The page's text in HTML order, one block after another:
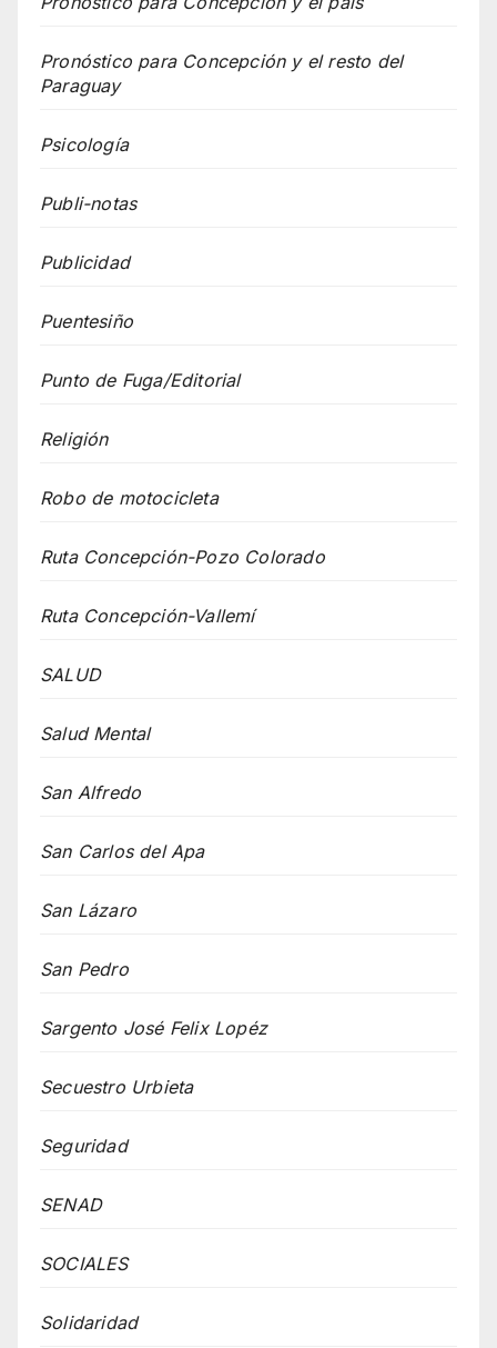
Pronóstico para Concepción y el resto del
Paraguay
Psicología
Publi-notas
Publicidad
Puentesiño
Punto de Fuga/Editorial
Religión
Robo de motocicleta
Ruta Concepción-Pozo Colorado
Ruta Concepción-Vallemí
SALUD
Salud Mental
San Alfredo
San Carlos del Apa
San Lázaro
San Pedro
Sargento José Felix Lopéz
Secuestro Urbieta
Seguridad
SENAD
SOCIALES
Solidaridad